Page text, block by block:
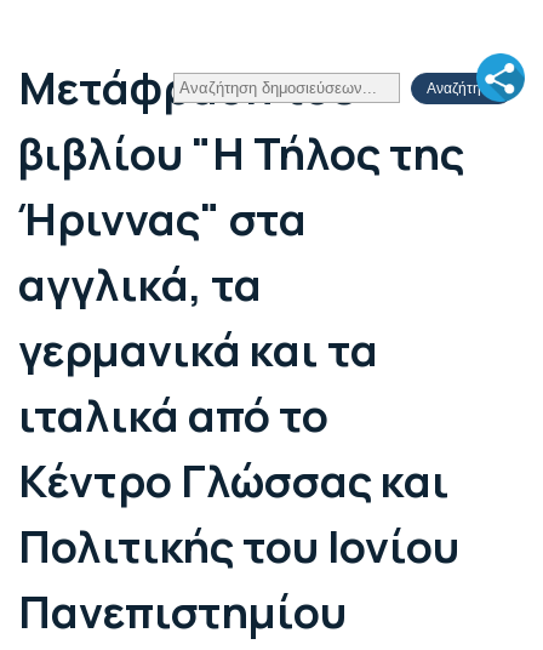
Μετάφραση του
βιβλίου "Η Τήλος της
Ήριννας" στα
αγγλικά, τα
γερμανικά και τα
ιταλικά από το
Κέντρο Γλώσσας και
Πολιτικής του Ιονίου
Πανεπιστημίου